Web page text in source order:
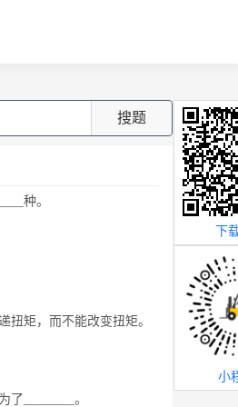
搜题
种。
扭矩，而不能改变扭矩。
________。
下
小